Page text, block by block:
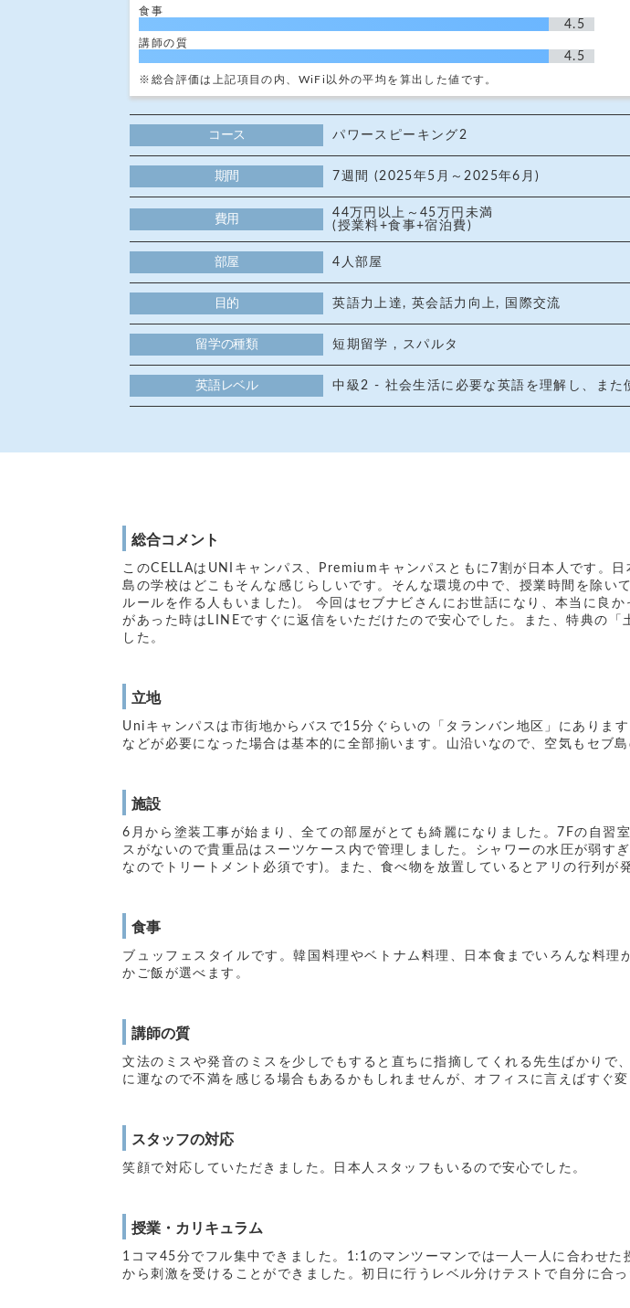
食事
4.5
講師の質
4.5
※総合評価は上記項目の内、WiFi以外の平均を算出した値です。
コース パワースピーキング2
期間 7週間 (2025年5月～2025年6月)
費用
44万円以上～45万円未満
(授業料+食事+宿泊費)
部屋 4人部屋
目的 英語力上達, 英会話力向上, 国際交流
留学の種類 短期留学 , スパルタ
英語レベル 中級2 - 社会生活に必要な英語を理解し、また
総合コメント
このCELLAはUNIキャンパス、Premiumキャンパスともに7割が日本人です。
島の学校はどこもそんな感じらしいです。そんな環境の中で、授業時間を除
ルールを作る人もいました)。 今回はセブナビさんにお世話になり、本当に良
があった時はLINEですぐに返信をいただけたので安心でした。また、特典の
した。
立地
Uniキャンパスは市街地からバスで15分ぐらいの「タランバン地区」にありま
などが必要になった場合は基本的に全部揃います。山沿いなので、空気もセブ
施設
6月から塗装工事が始まり、全ての部屋がとても綺麗になりました。7Fの自習
スがないので貴重品はスーツケース内で管理しました。シャワーの水圧が弱
なのでトリートメント必須です)。また、食べ物を放置しているとアリの行列が
食事
ブュッフェスタイルです。韓国料理やベトナム料理、日本食までいろんな料
かご飯が選べます。
講師の質
文法のミスや発音のミスを少しでもすると直ちに指摘してくれる先生ばかり
に運なので不満を感じる場合もあるかもしれませんが、オフィスに言えばすぐ
スタッフの対応
笑顔で対応していただきました。日本人スタッフもいるので安心でした。
授業・カリキュラム
1コマ45分でフル集中できました。1:1のマンツーマンでは一人一人に合わせ
から刺激を受けることができました。初日に行うレベル分けテストで自分に合